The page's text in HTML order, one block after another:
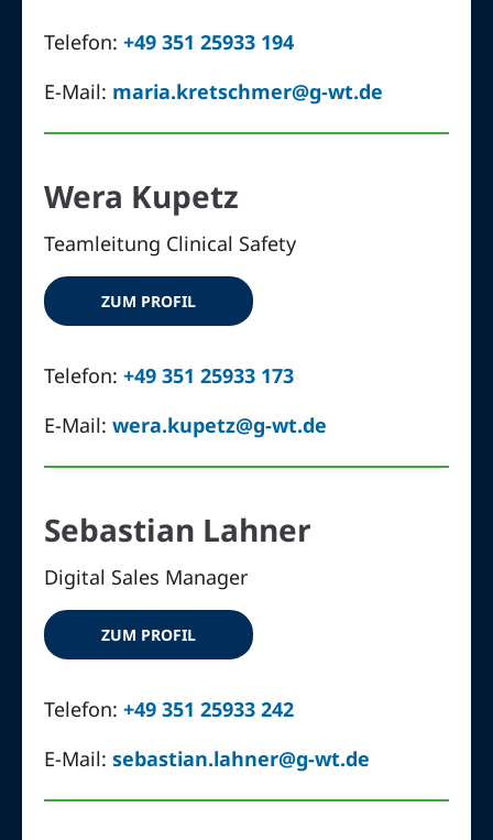
Telefon:+49 351 25933 194
E-Mail: maria.kretschmer@g-wt.de
Wera Kupetz
Teamleitung Clinical Safety
ZUM PROFIL
Telefon:+49 351 25933 173
E-Mail:wera.kupetz@g-wt.de
Sebastian Lahner
Digital Sales Manager
ZUM PROFIL
Telefon:+49 351 25933 242
E-Mail:sebastian.lahner@g-wt.de